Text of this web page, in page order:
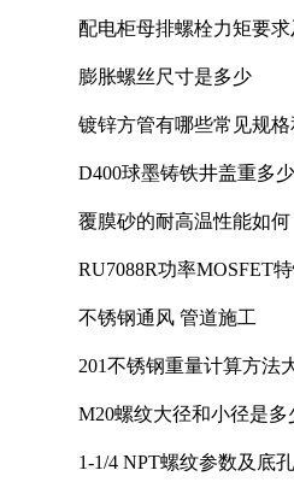
配电柜母排螺栓力矩要
膨胀螺丝尺寸是多少
镀锌方管有哪些常见规
D400球墨铸铁井盖重多少
覆膜砂的耐高温性能如何
RU7088R功率MOSFET
不锈钢通风 管道施工
201不锈钢重量计算方法
M20螺纹大径和小径是多
1-1/4 NPT螺纹参数及底